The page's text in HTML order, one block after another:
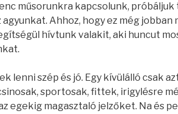
műsorunkra kapcsolunk, próbáljuk
Ahhoz, hogy ez még jobban
hívtunk valakit, aki huncut
lenni szép és jó. Egy kívülálló csak
sportosak, fittek, irigylésre
egekig magasztaló jelzőket. Na és